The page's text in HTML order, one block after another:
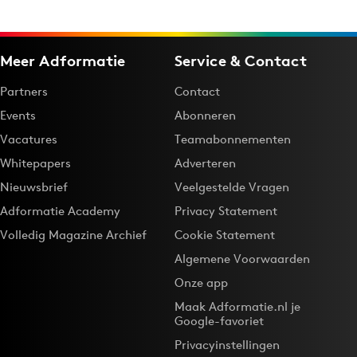
Campagnes
Carriere
Contentmarketing
Craft
Customer Experience
Data & Insights
Design
Digital transformation
Diversiteit
Meer Adformatie
Partners
Events
Vacatures
Whitepapers
Nieuwsbrief
Adformatie Academy
Volledig Magazine Archief
Service & Contact
Contact
Abonneren
Teamabonnementen
Adverteren
Veelgestelde Vragen
Privacy Statement
Cookie Statement
Algemene Voorwaarden
Onze app
Maak Adformatie.nl je
Google-favoriet
Privacyinstellingen